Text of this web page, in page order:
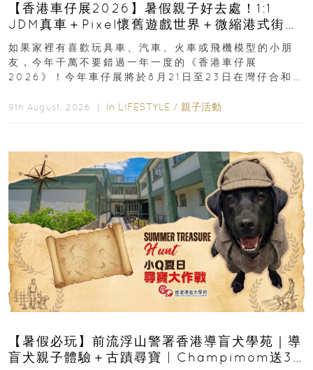
【香港車仔展2026】暑假親子好去處！1:1
JDM真車＋Pixel懷舊遊戲世界＋微縮港式街景
8月灣仔登場 車迷家庭必去！
如果家裡有喜歡玩具車、汽車、火車或飛機模型的小朋
友，今年千萬不要錯過一年一度的《香港車仔展
2026》！今年車仔展將於8月21日至23日在灣仔合和酒
9th August, 2026 ｜ In LIFESTYLE / 親子活動
【暑假必玩】前流浮山警署香港導盲犬學苑｜導
盲犬親子體驗＋古蹟尋寶 | Champimom送3